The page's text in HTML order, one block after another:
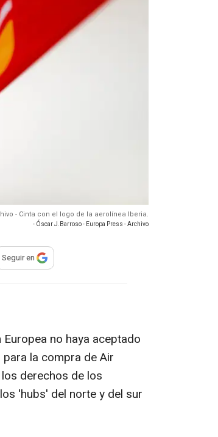
- Cinta con el logo de la aerolínea Iberia.
- Óscar J.Barroso - Europa Press - Archivo
para compartir
Seguir en
no haya aceptado
la compra de Air
derechos de los
'hubs' del norte y del sur